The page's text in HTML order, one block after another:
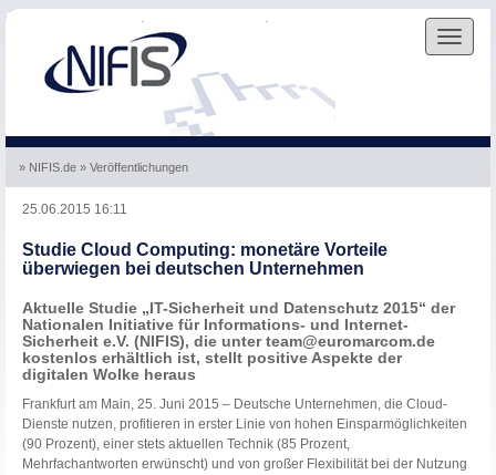
Skip to the navigation .
.
Toggle
» NIFIS.de » Veröffentlichungen
25.06.2015 16:11
Studie Cloud Computing: monetäre Vorteile
überwiegen bei deutschen Unternehmen
Aktuelle Studie „IT-Sicherheit und Datenschutz 2015“ der
Nationalen Initiative für Informations- und Internet-
Sicherheit e.V. (NIFIS), die unter team@euromarcom.de
kostenlos erhältlich ist, stellt positive Aspekte der
digitalen Wolke heraus
Frankfurt am Main, 25. Juni 2015 – Deutsche Unternehmen, die Cloud-
Dienste nutzen, profitieren in erster Linie von hohen Einsparmöglichkeiten
(90 Prozent), einer stets aktuellen Technik (85 Prozent,
Mehrfachantworten erwünscht) und von großer Flexibilität bei der Nutzung